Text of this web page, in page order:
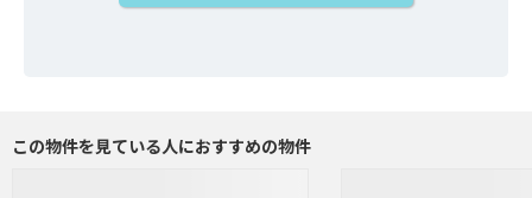
この物件を見ている人におすすめの物件